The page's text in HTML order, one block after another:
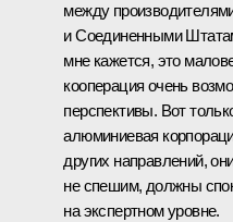
между
и Соединенными
мне кажется, это
кооперация очень
перспективы. Вот
алюминиевая
других направлений,
не спешим, должны
на экспертном уровне.